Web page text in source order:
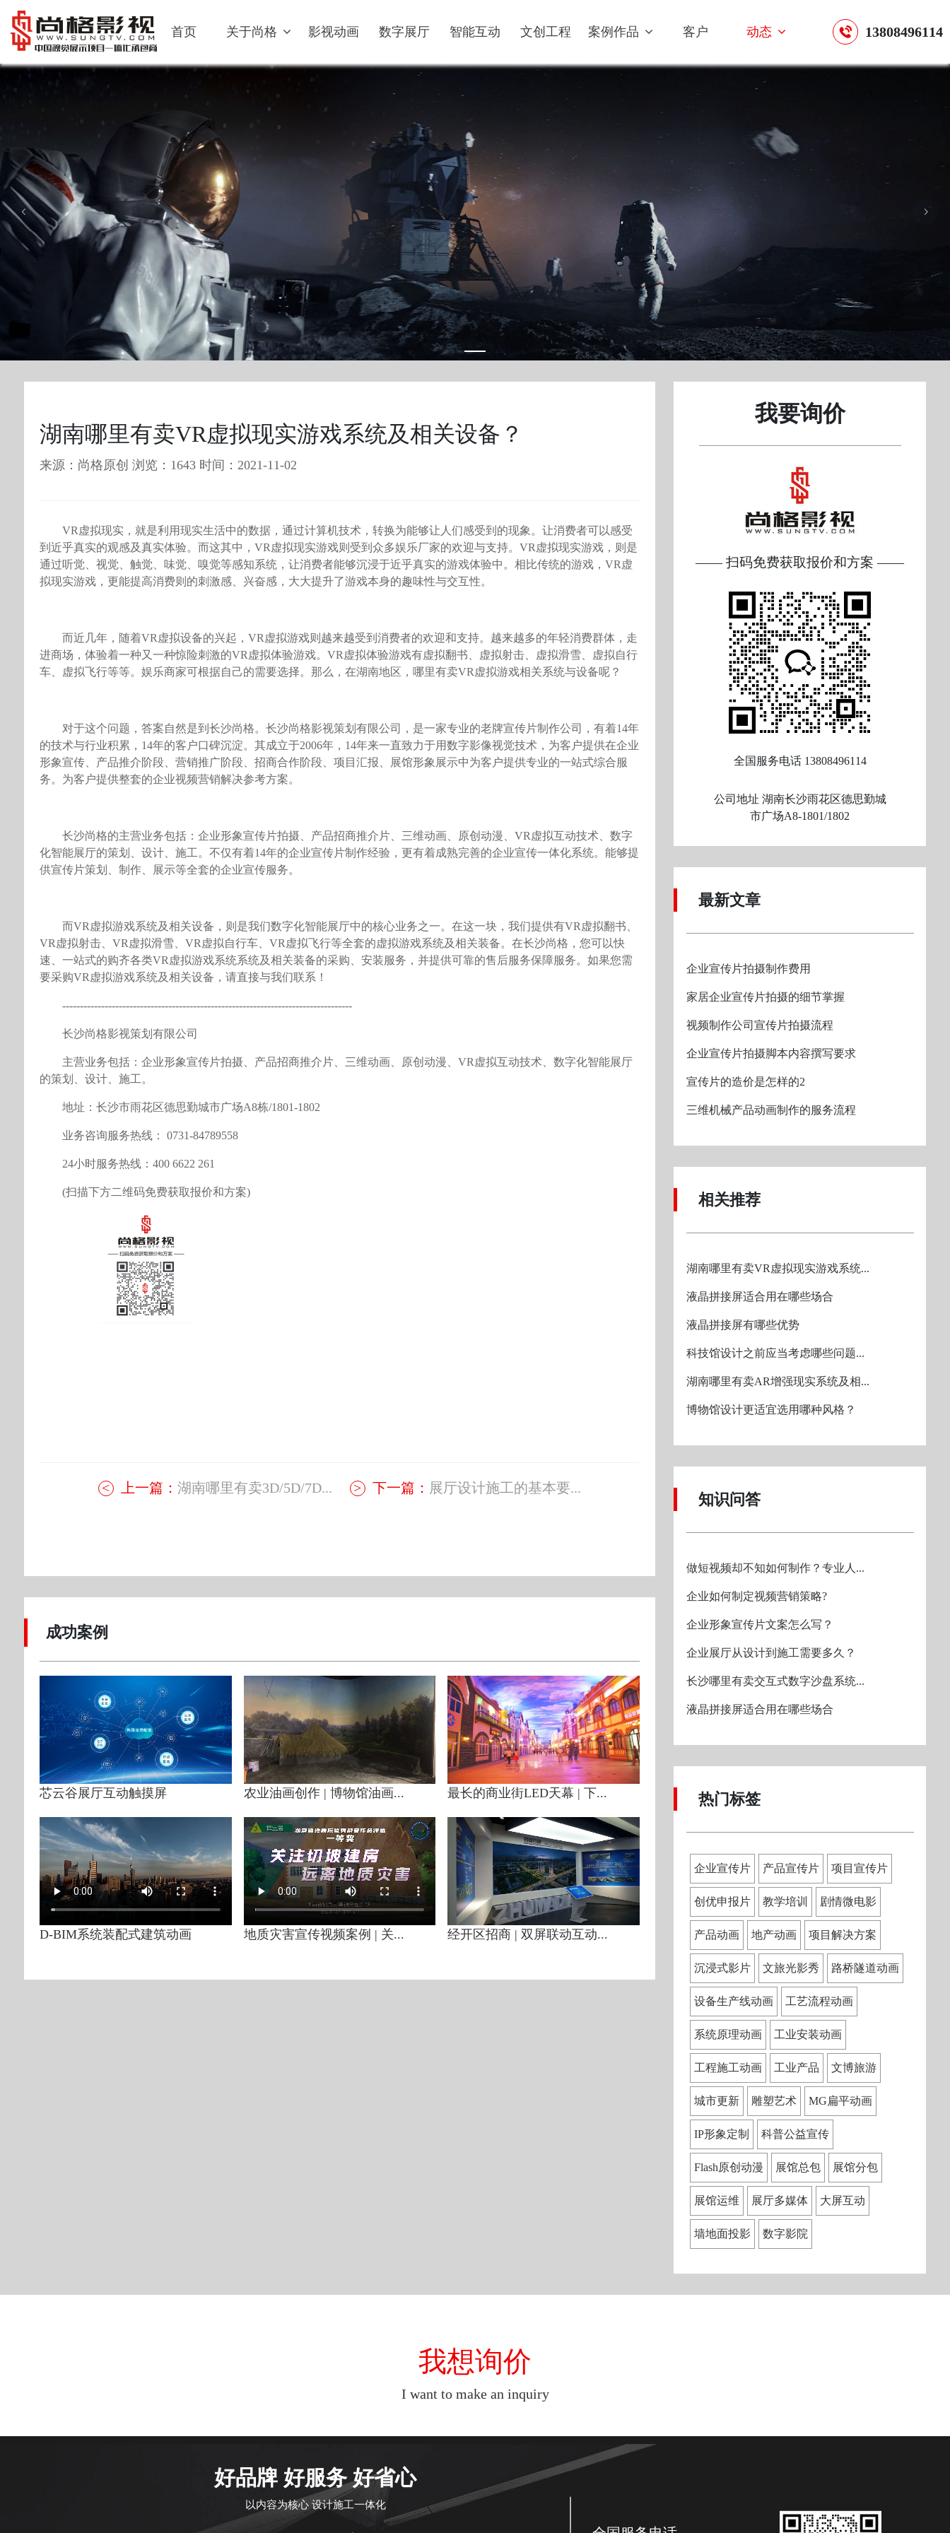
首页 关于尚格 影视动画 数字展厅 智能互动 文创工程 案例作品 客户 动态 13808496114
湖南哪里有卖VR虚拟现实游戏系统及相关设备？
来源：尚格原创 浏览：1643 时间：2021-11-02
VR虚拟现实，就是利用现实生活中的数据，通过计算机技术，转换为能够让人们感受到的现象。让消费者可以感受
到近乎真实的观感及真实体验。而这其中，VR虚拟现实游戏则受到众多娱乐厂家的欢迎与支持。VR虚拟现实游戏，则是
通过听觉、视觉、触觉、味觉、嗅觉等感知系统，让消费者能够沉浸于近乎真实的游戏体验中。相比传统的游戏，VR虚
拟现实游戏，更能提高消费则的刺激感、兴奋感，大大提升了游戏本身的趣味性与交互性。
而近几年，随着VR虚拟设备的兴起，VR虚拟游戏则越来越受到消费者的欢迎和支持。越来越多的年轻消费群体，走
进商场，体验着一种又一种惊险刺激的VR虚拟体验游戏。VR虚拟体验游戏有虚拟翻书、虚拟射击、虚拟滑雪、虚拟自行
车、虚拟飞行等等。娱乐商家可根据自己的需要选择。那么，在湖南地区，哪里有卖VR虚拟游戏相关系统与设备呢？
对于这个问题，答案自然是到长沙尚格。长沙尚格影视策划有限公司，是一家专业的老牌宣传片制作公司，有着14年
的技术与行业积累，14年的客户口碑沉淀。其成立于2006年，14年来一直致力于用数字影像视觉技术，为客户提供在企业
形象宣传、产品推介阶段、营销推广阶段、招商合作阶段、项目汇报、展馆形象展示中为客户提供专业的一站式综合服
务。为客户提供整套的企业视频营销解决参考方案。
长沙尚格的主营业务包括：企业形象宣传片拍摄、产品招商推介片、三维动画、原创动漫、VR虚拟互动技术、数字
化智能展厅的策划、设计、施工。不仅有着14年的企业宣传片制作经验，更有着成熟完善的企业宣传一体化系统。能够提
供宣传片策划、制作、展示等全套的企业宣传服务。
而VR虚拟游戏系统及相关设备，则是我们数字化智能展厅中的核心业务之一。在这一块，我们提供有VR虚拟翻书、
VR虚拟射击、VR虚拟滑雪、VR虚拟自行车、VR虚拟飞行等全套的虚拟游戏系统及相关装备。在长沙尚格，您可以快
速、一站式的购齐各类VR虚拟游戏系统系统及相关装备的采购、安装服务，并提供可靠的售后服务保障服务。如果您需
要采购VR虚拟游戏系统及相关设备，请直接与我们联系！
----------------------------------------------------------------------------------
长沙尚格影视策划有限公司
主营业务包括：企业形象宣传片拍摄、产品招商推介片、三维动画、原创动漫、VR虚拟互动技术、数字化智能展厅
的策划、设计、施工。
地址：长沙市雨花区德思勤城市广场A8栋/1801-1802
业务咨询服务热线： 0731-84789558
24小时服务热线：400 6622 261
(扫描下方二维码免费获取报价和方案)
上一篇： 湖南哪里有卖3D/5D/7D... 下一篇： 展厅设计施工的基本要...
成功案例
芯云谷展厅互动触摸屏 农业油画创作 | 博物馆油画... 最长的商业街LED天幕 | 下...
D-BIM系统装配式建筑动画 地质灾害宣传视频案例 | 关... 经开区招商 | 双屏联动互动...
我要询价
—— 扫码免费获取报价和方案 ——
全国服务电话 13808496114
公司地址 湖南长沙雨花区德思勤城
市广场A8-1801/1802
最新文章
企业宣传片拍摄制作费用
家居企业宣传片拍摄的细节掌握
视频制作公司宣传片拍摄流程
企业宣传片拍摄脚本内容撰写要求
宣传片的造价是怎样的2
三维机械产品动画制作的服务流程
相关推荐
湖南哪里有卖VR虚拟现实游戏系统...
液晶拼接屏适合用在哪些场合
液晶拼接屏有哪些优势
科技馆设计之前应当考虑哪些问题...
湖南哪里有卖AR增强现实系统及相...
博物馆设计更适宜选用哪种风格？
知识问答
做短视频却不知如何制作？专业人...
企业如何制定视频营销策略?
企业形象宣传片文案怎么写？
企业展厅从设计到施工需要多久？
长沙哪里有卖交互式数字沙盘系统...
液晶拼接屏适合用在哪些场合
热门标签
企业宣传片 产品宣传片 项目宣传片
创优申报片 教学培训 剧情微电影
产品动画 地产动画 项目解决方案
沉浸式影片 文旅光影秀 路桥隧道动画
设备生产线动画 工艺流程动画
系统原理动画 工业安装动画
工程施工动画 工业产品 文博旅游
城市更新 雕塑艺术 MG扁平动画
IP形象定制 科普公益宣传
Flash原创动漫 展馆总包 展馆分包
展馆运维 展厅多媒体 大屏互动
墙地面投影 数字影院
我想询价
I want to make an inquiry
好品牌 好服务 好省心
以内容为核心 设计施工一体化